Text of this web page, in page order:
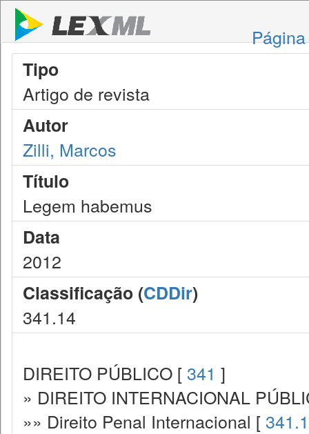
Tipo
Artigo de revista
Autor
Zilli, Marcos
Título
Legem habemus
Data
2012
Classificação (CDDir)
341.14
DIREITO PÚBLICO [ 341 ]
» DIREITO INTERNACIONAL
»» Direito Penal Internacional [